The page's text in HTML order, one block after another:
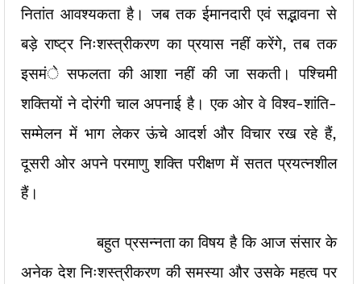
नितांत आवश्यकता है। जब तक ईमानदारी एवं सद्भावना से
बड़े राष्ट्र निःशस्त्रीकरण का प्रयास नहीं करेंगे, तब तक
इसमंे सफलता की आशा नहीं की जा सकती। पश्चिमी
शक्तियों ने दोरंगी चाल अपनाई है। एक ओर वे विश्व-शांति-
सम्मेलन में भाग लेकर ऊंचे आदर्श और विचार रख रहे हैं,
दूसरी ओर अपने परमाणु शक्ति परीक्षण में सतत प्रयत्नशील
हैं।
बहुत प्रसन्नता का विषय है कि आज संसार के
अनेक देश निःशस्त्रीकरण की समस्या और उसके महत्व पर